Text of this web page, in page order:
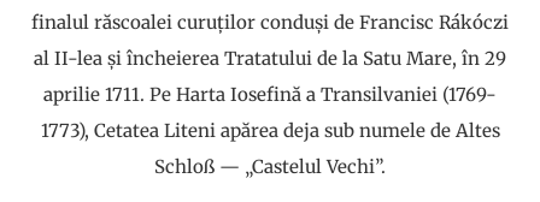
finalul răscoalei curuților conduși de Francisc Rákóczi
al II-lea și încheierea Tratatului de la Satu Mare, în 29
aprilie 1711. Pe Harta Iosefină a Transilvaniei (1769-
1773), Cetatea Liteni apărea deja sub numele de Altes
Schloß — „Castelul Vechi”.